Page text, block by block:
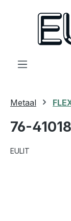
Metaal
76-
EULIT